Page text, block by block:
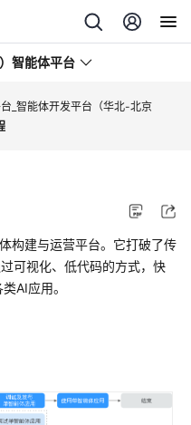
智能体平台
_智能体开发平台（华北-北京
构建与运营平台。它打破了传
可视化、低代码的方式，快
AI应用。